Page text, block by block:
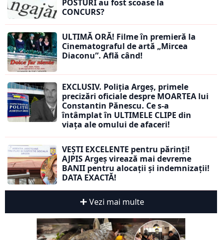
POSTURI au fost scoase la
CONCURS?
ULTIMĂ ORĂ! Filme în premieră la
Cinematograful de artă „Mircea
Diaconu”. Află când!
EXCLUSIV. Poliția Argeș, primele
precizări oficiale despre MOARTEA lui
Constantin Pănescu. Ce s-a
întâmplat în ULTIMELE CLIPE din
viața ale omului de afaceri!
VEȘTI EXCELENTE pentru părinți!
AJPIS Argeș virează mai devreme
BANII pentru alocații și indemnizații!
DATA EXACTĂ!
Vezi mai multe